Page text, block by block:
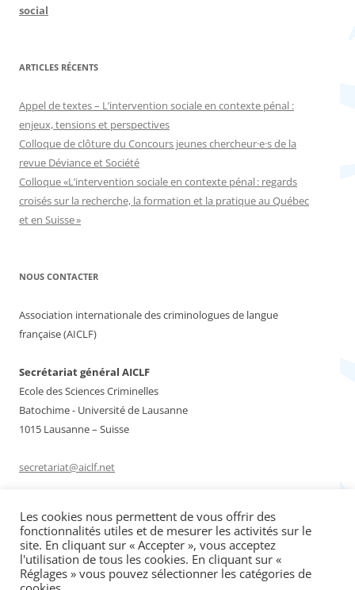
social
ARTICLES RÉCENTS
Appel de textes – L’intervention sociale en contexte pénal :
enjeux, tensions et perspectives
Colloque de clôture du Concours jeunes chercheur·e·s de la
revue Déviance et Société
Colloque «L’intervention sociale en contexte pénal : regards
croisés sur la recherche, la formation et la pratique au Québec
et en Suisse »
NOUS CONTACTER
Association internationale des criminologues de langue
française (AICLF)
Secrétariat général AICLF
Ecole des Sciences Criminelles
Batochime - Université de Lausanne
1015 Lausanne – Suisse
secretariat@aiclf.net
Rechercher :
Les cookies nous permettent de vous offrir des
fonctionnalités utiles et de mesurer les activités sur le
site. En cliquant sur « Accepter », vous acceptez
l'utilisation de tous les cookies. En cliquant sur «
Réglages » vous pouvez sélectionner les catégories de